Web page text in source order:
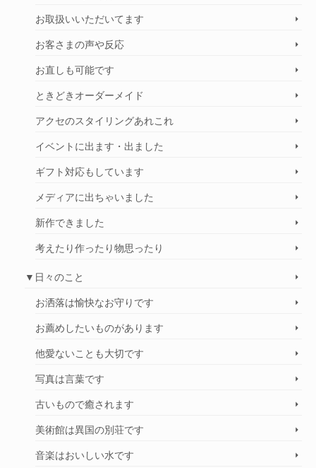
お取扱いいただいてます
お客さまの声や反応
お直しも可能です
ときどきオーダーメイド
アクセのスタイリングあれこれ
イベントに出ます・出ました
ギフト対応もしています
メディアに出ちゃいました
新作できました
考えたり作ったり物思ったり
▼日々のこと
お洒落は愉快なお守りです
お薦めしたいものがあります
他愛ないことも大切です
写真は言葉です
古いもので癒されます
美術館は異国の別荘です
音楽はおいしい水です